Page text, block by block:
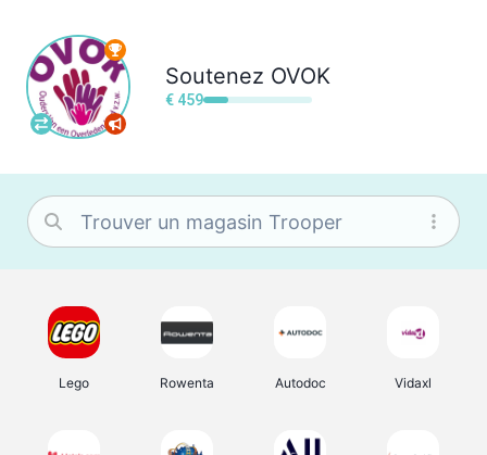
Soutenez OVOK
€ 459
Lego Rowenta Autodoc Vidaxl